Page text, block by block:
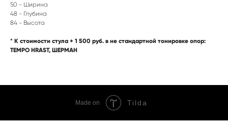
50 - Ширина
48 - Глубина
84 - Высота
* К стоимости стула + 1 500 руб. в не стандартной тонировке опор:
TEMPO HRAST, ШЕРМАН
Made on Tilda